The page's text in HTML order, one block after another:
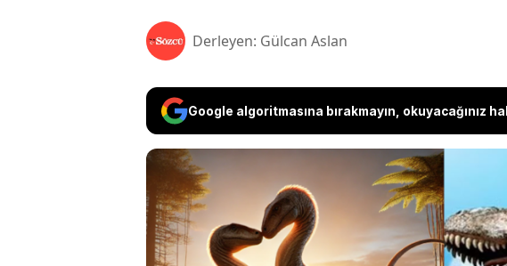
Derleyen: Gülcan Aslan
Google algoritmasına bırakmayın, okuyacağınız